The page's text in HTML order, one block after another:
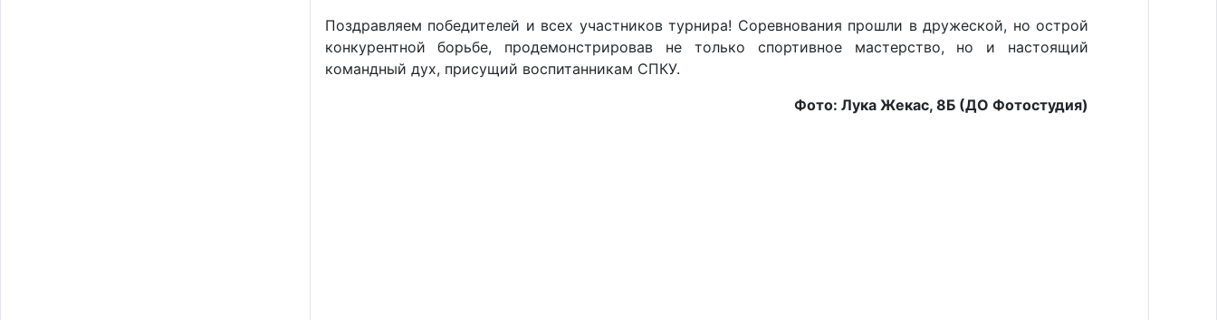
Поздравляем победителей и всех участников турнира! Соревнования прошли в дружеской, но острой
конкурентной борьбе, продемонстрировав не только спортивное мастерство, но и настоящий
командный дух, присущий воспитанникам СПКУ.
Фото: Лука Жекас, 8Б (ДО Фотостудия)